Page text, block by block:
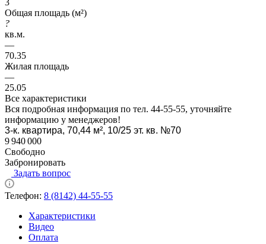
Общая площадь (м²)
?
кв.м.
—
70.35
Жилая площадь
—
25.05
Все характеристики
Вся подробная информация по тел. 44-55-55, уточняйте
информацию у менеджеров!
3-к. квартира, 70,44 м², 10/25 эт. кв. №70
9 940 000
Свободно
Забронировать
Задать вопрос
Телефон: 8 (8142) 44-55-55
Характеристики
Видео
Оплата